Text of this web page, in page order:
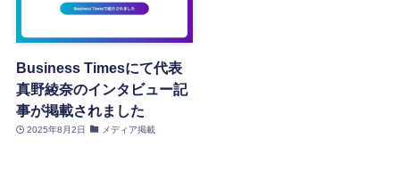
Business Timesにて代表
真野綾奈のインタビュー記
事が掲載されました
2025年8月2日 メディア掲載